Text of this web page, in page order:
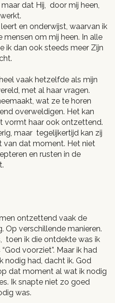
dat Hij, door mij heen,
en onderwijst, waarvan ik
om mij heen. In alle
ik dan ook steeds meer Zijn
vaak hetzelfde als mijn
met al haar vragen.
wat ze te horen
overweldigen. Het kan
vormt haar ook ontzettend.
maar tegelijkertijd kan zij
van dat moment. Het niet
en rusten in de
ontzettend vaak de
Op verschillende manieren.
toen ik die ontdekte was ik
voorziet”. Maar ik had
nodig had, dacht ik. God
dat moment al wat ik nodig
Ik snapte niet zo goed
was.